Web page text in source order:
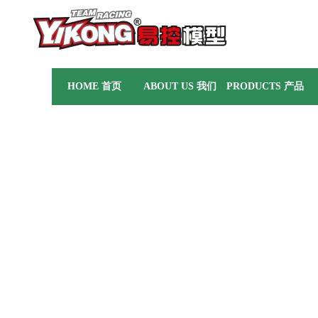
HOME 首页 ABOUT US 我们 PRODUCTS 产品